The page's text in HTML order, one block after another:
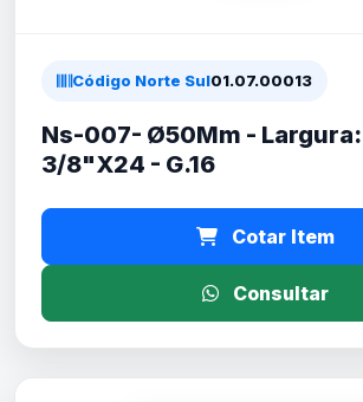
Código Norte Sul01.07.00013
Ns-007- Ø50Mm -
3/8"X24 - G.16
Cotar Item
Consultar